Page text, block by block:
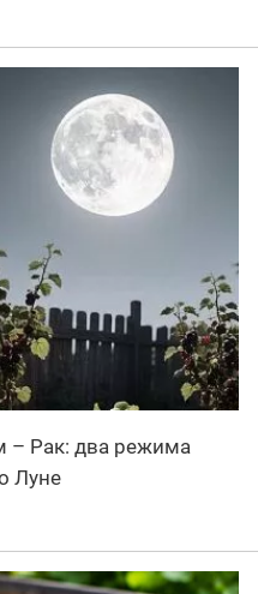
– Рак: два режима
Луне